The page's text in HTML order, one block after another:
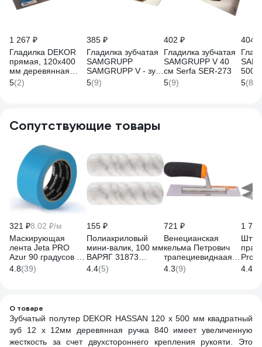
1 267 ₽
Гладилка DEKOR
прямая, 120х400
мм деревянная
ручка 097
5(2)
385 ₽
Гладилка зубчатая
SAMGRUPP
SAMGRUPP V - зуб
400 мм с дерев.
ручкой DEKOR
5(9)
402 ₽
Гладилка зубчатая
SAMGRUPP V 40
см Serfa SER-273
5(9)
404 ₽
500
5(8)
Сопутствующие товары
321 ₽8.02 ₽/м
Маскирующая
лента Jeta PRO
Azur 90 градусов -
30 мин., голубая,
50 мм х 40 м
4.8(39)
155 ₽
Полиакриловый
мини-валик, 100 мм
ВАРЯГ 31873
тов-149014 (2 шт.)
4.4(5)
721 ₽
Венецианская
кельма Петрович
трапециевиднаая,
200x80x70мм,
нержавеющая
4.3(9)
1
4.4
О товаре
Зубчатый полутер DEKOR HASSAN 120 х 500 мм квадратный
зуб 12 х 12мм деревянная ручка 840 имеет увеличенную
жесткость за счет двухстороннего крепления рукояти. Это